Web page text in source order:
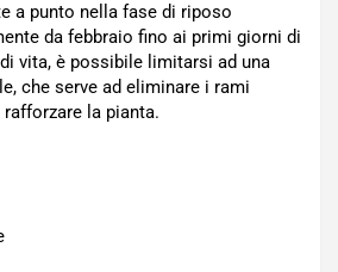
a punto nella fase di riposo
da febbraio fino ai primi giorni di
vita, è possibile limitarsi ad una
che serve ad eliminare i rami
la pianta.